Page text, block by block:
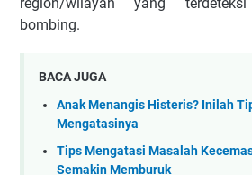
bоmbіng.
BACA JUGA
Anak Menangis Histeris? Inilah
Mengatasinya
Tips Mengatasi Masalah
Semakin Memburuk